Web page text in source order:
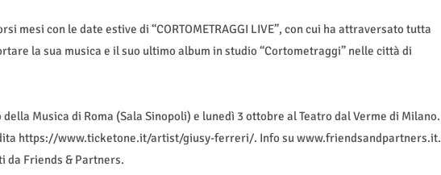
mesi con le date estive di “CORTOMETRAGGI LIVE”, con cui ha attraversato tutta
la sua musica e il suo ultimo album in studio “Cortometraggi” nelle città di
Musica di Roma (Sala Sinopoli) e lunedì 3 ottobre al Teatro dal Verme di Milano.
https://www.ticketone.it/artist/giusy-ferreri/. Info su www.friendsandpartners.it.
da Friends & Partners.